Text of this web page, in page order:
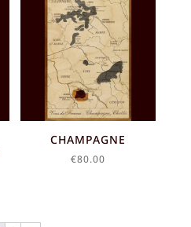
CHAMPAGNE
€80.00